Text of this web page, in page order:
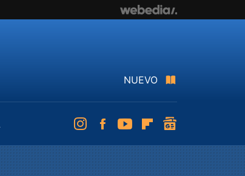
NUEVO
InstagramFacebookYoutubeFlipboard